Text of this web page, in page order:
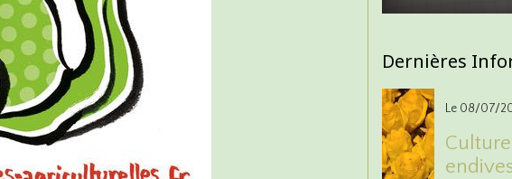
Dernières
Le 08/07/
Culture